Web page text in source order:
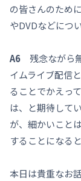
の皆さんのため
やDVDなどにつ
A6 残念ながら
イムライブ配信
ることでかえっ
は、と期待して
が、細かいことは
することになる
本日は貴重なお